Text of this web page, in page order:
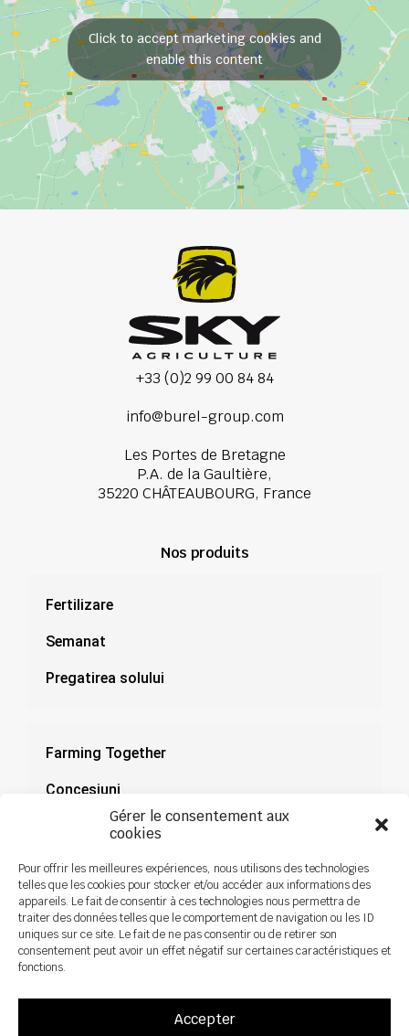
Gérer le consentement aux
cookies
Pour offrir les meilleures expériences, nous utilisons des technologies
telles que les cookies pour stocker et/ou accéder aux informations des
appareils. Le fait de consentir à ces technologies nous permettra de
traiter des données telles que le comportement de navigation ou les ID
uniques sur ce site. Le fait de ne pas consentir ou de retirer son
consentement peut avoir un effet négatif sur certaines caractéristiques et
fonctions.
Accepter
Click to accept marketing cookies and
enable this content
+33 (0)2 99 00 84 84
info@burel-group.com
Les Portes de Bretagne
P.A. de la Gaultière,
35220 CHÂTEAUBOURG, France
Nos produits
Fertilizare
Semanat
Pregatirea solului
Farming Together
Concesiuni
Documentație
Știri